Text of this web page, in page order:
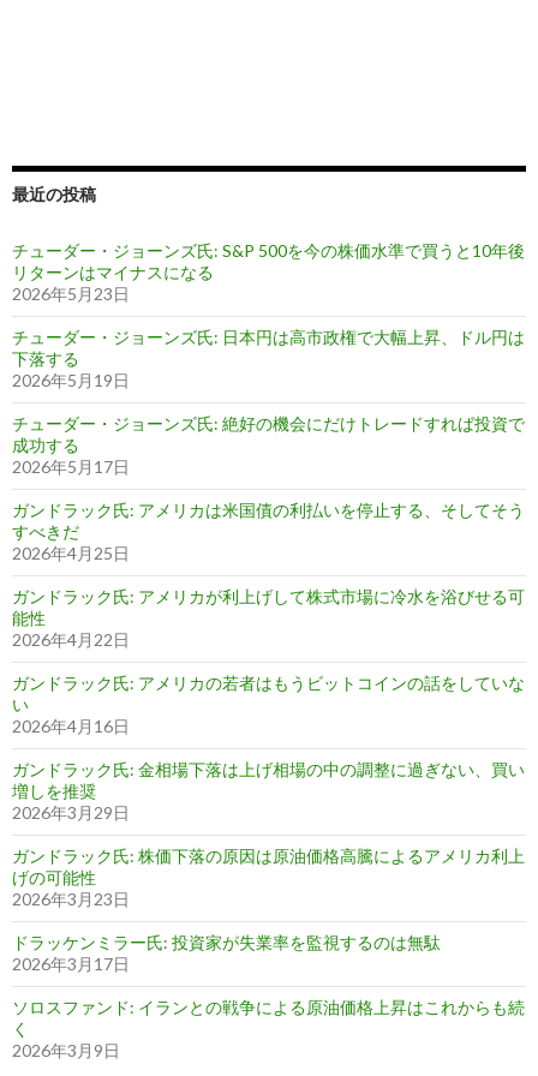
最近の投稿
チューダー・ジョーンズ氏: S&P 500を今の株価水準で買うと10年後
リターンはマイナスになる
2026年5月23日
チューダー・ジョーンズ氏: 日本円は高市政権で大幅上昇、ドル円は
下落する
2026年5月19日
チューダー・ジョーンズ氏: 絶好の機会にだけトレードすれば投資で
成功する
2026年5月17日
ガンドラック氏: アメリカは米国債の利払いを停止する、そしてそう
すべきだ
2026年4月25日
ガンドラック氏: アメリカが利上げして株式市場に冷水を浴びせる可
能性
2026年4月22日
ガンドラック氏: アメリカの若者はもうビットコインの話をしていな
い
2026年4月16日
ガンドラック氏: 金相場下落は上げ相場の中の調整に過ぎない、買い
増しを推奨
2026年3月29日
ガンドラック氏: 株価下落の原因は原油価格高騰によるアメリカ利上
げの可能性
2026年3月23日
ドラッケンミラー氏: 投資家が失業率を監視するのは無駄
2026年3月17日
ソロスファンド: イランとの戦争による原油価格上昇はこれからも続
く
2026年3月9日